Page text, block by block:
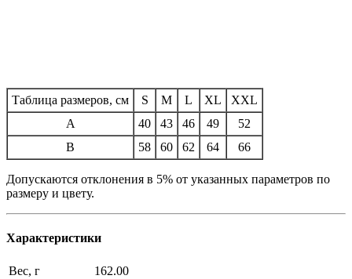
Таблица размеров, см S M L XL
XXL
A
40 43 46 49
52
B
58 60 62 64 66
Допускаются отклонения в 5% от указанных параметров по
размеру и цвету.
Характеристики
Вес, г
162.00